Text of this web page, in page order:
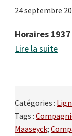
24 septembre
Horaires 1937
Lire la suite
Catégories :
Tags :
Maaseyck;